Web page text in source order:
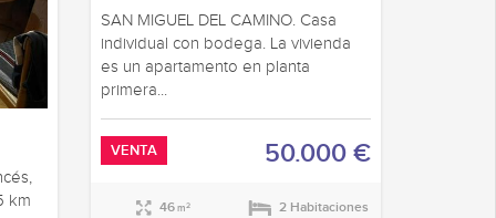
km
SAN MIGUEL DEL CAMINO. Casa
individual con bodega. La vivienda
es un apartamento en planta
primera...
VENTA 50.000 €
46m2 2 Habitaciones